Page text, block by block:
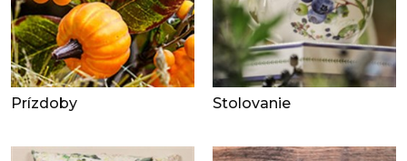
Prízdoby Stolovanie